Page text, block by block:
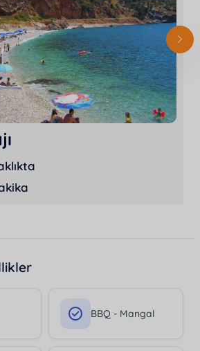
BBQ - Mangal